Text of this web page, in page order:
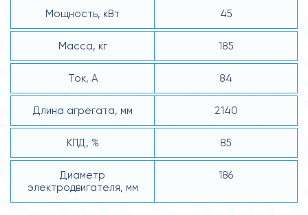
Мощность, кВт 45
Масса, кг 185
Ток, А 84
Длина агрегата, мм 2140
КПД, % 85
Диаметр
электродвигателя, мм
186